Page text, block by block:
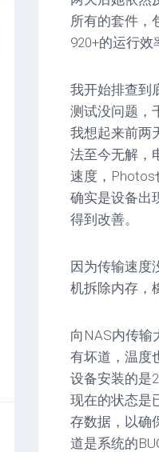
所有的套件，
920+的运行效
我开始排查到
测试没问题，
我想起来前两
法至今无解，
速度，Photos
确实是设备出
得到改善。
因为传输速度
机拆除内存，
向NAS内传输
有坏道，温度
设备安装的是
现在的状态是
存数据，以确
道是系统的